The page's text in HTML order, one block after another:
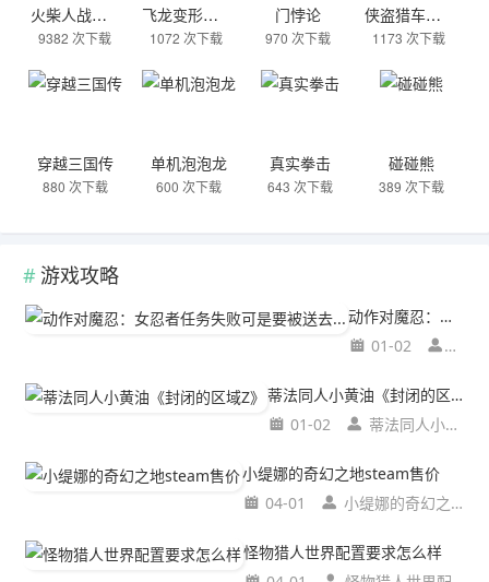
火柴人战争遗产
9382 次下载
飞龙变形机器人2代
1072 次下载
门悖论
970 次下载
侠盗猎车手罪恶都市
1173 次下载
穿越三国传
880 次下载
单机泡泡龙
600 次下载
真实拳击
643 次下载
碰碰熊
389 次下载
游戏攻略
动作对魔忍：女忍者任务失败可是要被送去...
01-02
动作
蒂法同人小黄油《封闭的区域Z》
01-02
蒂法同人小黄油《封闭的区域Z》
小缇娜的奇幻之地steam售价
04-01
小缇娜的奇幻之地steam售价
怪物猎人世界配置要求怎么样